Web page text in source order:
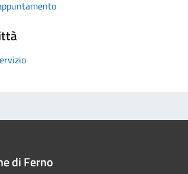
di Ferno